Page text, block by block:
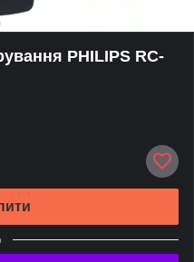
PHILIPS RC-